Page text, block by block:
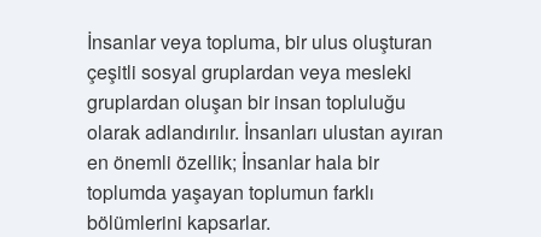
İnsanlar veya topluma, bir ulus oluşturan
çeşitli sosyal gruplardan veya mesleki
gruplardan oluşan bir insan topluluğu
olarak adlandırılır. İnsanları ulustan ayıran
en önemli özellik; İnsanlar hala bir
toplumda yaşayan toplumun farklı
bölümlerini kapsarlar.